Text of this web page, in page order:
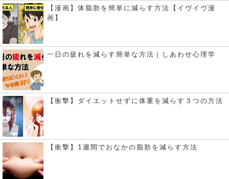
【漫画】体脂肪を簡単に減らす方法【イヴイヴ漫
画】
一日の疲れを減らす簡単な方法｜しあわせ心理学
【衝撃】ダイエットせずに体重を減らす３つの方法
【衝撃】1週間でおなかの脂肪を減らす方法